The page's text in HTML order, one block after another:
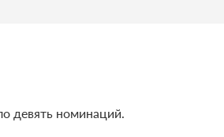
девять номинаций.